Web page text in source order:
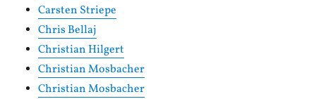
Carsten Striepe
Chris Bellaj
Christian Hilgert
Christian Mosbacher
Christian Mosbacher